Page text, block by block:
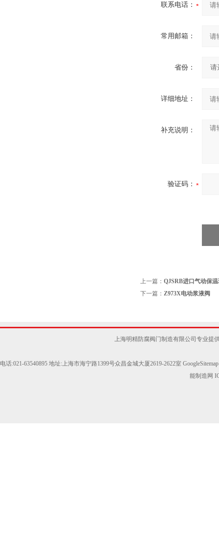
联系电话：
常用邮箱：
省份：
详细地址：
补充说明：
验证码：
上一篇： QJSRB进口气动保
下一篇： Z973X电动浆液阀
上海明精防腐阀门制造有限公司专业提
电话:021-63540895 地址:上海市海宁路1399号众昌金城大厦2619-2622室 GoogleSitemap
能制造网